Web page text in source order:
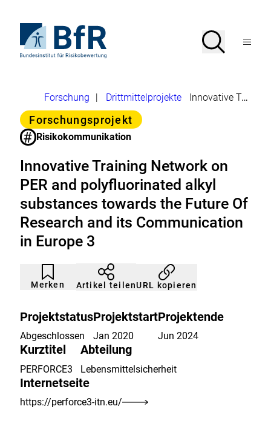
Seiteninhalt
springenStartseite
von
Risikobewertung
Suche
SucheMenü
Brotkrumennavigation
Forschung Drittmittelprojekte
Innovative Training Network on PER and polyfluorinated alkyl substances towards the Future Of Research and its Communication in Europe 3
Kategorie
Forschungsprojekt
# Risikokommunikation
Innovative Training Network on
PER and polyfluorinated alkyl
substances towards the Future Of
Research and its Communication
in Europe 3
Merken
Artikel
nicht
gemerkt
Durch
Klicken
der
Artikel teilenURL kopieren
Projektstatus
Abgeschlossen
Projektstart
Jan 2020
Projektende
Jun 2024
Kurztitel
PERFORCE3
Abteilung
Lebensmittelsicherheit
Internetseite
https://perforce3-itn.eu/